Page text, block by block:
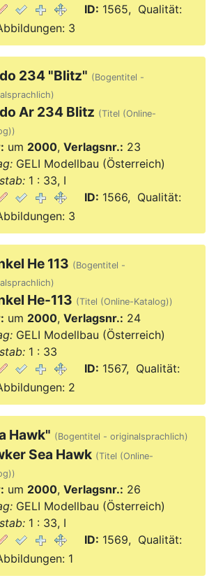
ID: 1565, Qualität:
3
234 "Blitz" (Bogentitel -
Ar 234 Blitz (Titel (Online-
um 2000, Verlagsnr.: 23
GELI Modellbau (Österreich)
1 : 33, I
ID: 1566, Qualität:
3
He 113 (Bogentitel -
He-113 (Titel (Online-Katalog))
um 2000, Verlagsnr.: 24
GELI Modellbau (Österreich)
1 : 33
ID: 1567, Qualität:
2
Hawk" (Bogentitel - originalsprachlich)
Sea Hawk (Titel (Online-
um 2000, Verlagsnr.: 26
GELI Modellbau (Österreich)
1 : 33, I
ID: 1569, Qualität:
1